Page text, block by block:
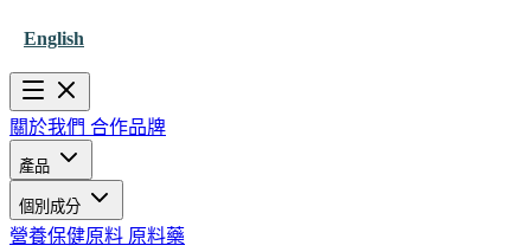
English
關於我們 合作品牌
產品
個別成分
營養保健原料 原料藥